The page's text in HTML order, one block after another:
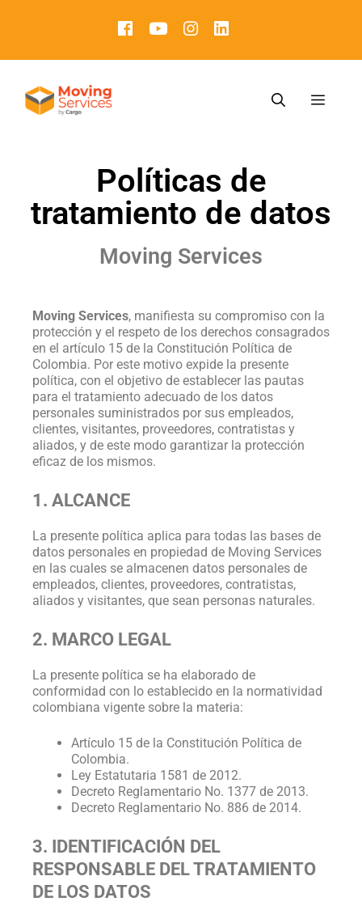
Políticas de
tratamiento de datos
Moving Services
Moving Services, manifiesta su compromiso con la
protección y el respeto de los derechos consagrados
en el artículo 15 de la Constitución Política de
Colombia. Por este motivo expide la presente
política, con el objetivo de establecer las pautas
para el tratamiento adecuado de los datos
personales suministrados por sus empleados,
clientes, visitantes, proveedores, contratistas y
aliados, y de este modo garantizar la protección
eficaz de los mismos.
1. ALCANCE
La presente política aplica para todas las bases de
datos personales en propiedad de Moving Services
en las cuales se almacenen datos personales de
empleados, clientes, proveedores, contratistas,
aliados y visitantes, que sean personas naturales.
2. MARCO LEGAL
La presente política se ha elaborado de
conformidad con lo establecido en la normatividad
colombiana vigente sobre la materia:
Artículo 15 de la Constitución Política de
Colombia.
Ley Estatutaria 1581 de 2012.
Decreto Reglamentario No. 1377 de 2013.
Decreto Reglamentario No. 886 de 2014.
3. IDENTIFICACIÓN DEL
RESPONSABLE DEL TRATAMIENTO
DE LOS DATOS